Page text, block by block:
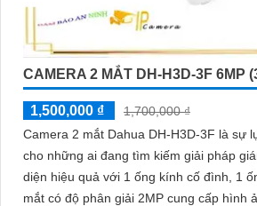
CAMERA 2 MẮT DH-H3D-3F 6MP
1,500,000 ₫
1,700,000 ₫
Camera 2 mắt Dahua DH-H3D-3F là sự
cho những ai đang tìm kiếm giải pháp
diện hiệu quả với 1 ống kính cố đình, 1
mắt có độ phân giải 2MP cung cấp hình